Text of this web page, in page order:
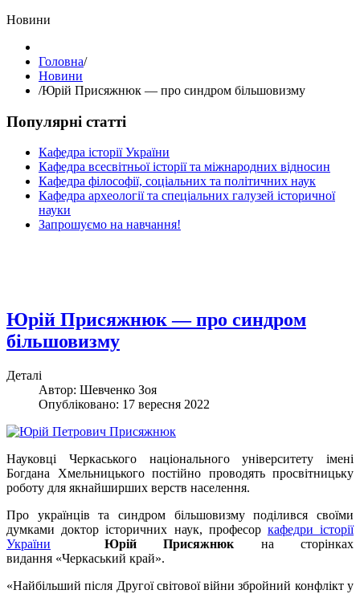
Hовини
Головна/
Hовини
/Юрій Присяжнюк — про синдром більшовизму
Популярні статті
Кафедра історії України
Кафедра всесвітньої історії та міжнародних відносин
Кафедра філософії, соціальних та політичних наук
Кафедра археології та спеціальних галузей історичної
науки
Запрошуємо на навчання!
Юрій Присяжнюк — про синдром
більшовизму
Деталі
Автор: Шевченко Зоя
Опубліковано: 17 вересня 2022
Науковці Черкаського національного університету імені
Богдана Хмельницького постійно проводять просвітницьку
роботу для якнайширших верств населення.
Про українців та синдром більшовизму поділився своїми
думками доктор історичних наук, професор кафедри історії
України
Юрій Присяжнюк на сторінках
видання «Черкаський край».
«Найбільший після Другої світової війни збройний конфлікт у